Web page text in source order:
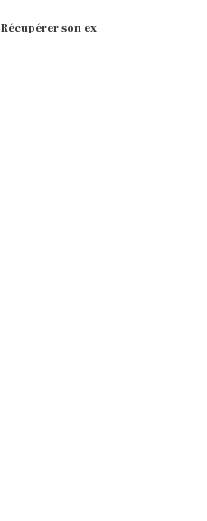
Récupérer son ex